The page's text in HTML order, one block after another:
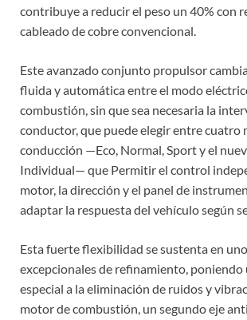
contribuye a reducir el peso un 40% con
cableado de cobre convencional.
Este avanzado conjunto propulsor
fluida y automática entre el modo
combustión, sin que sea necesaria la
conductor, que puede elegir entre cuatro
conducción —Eco, Normal, Sport y el
Individual— que Permitir el control
motor, la dirección y el panel de
adaptar la respuesta del vehículo según
Esta fuerte flexibilidad se sustenta en
excepcionales de refinamiento, poniendo
especial a la eliminación de ruidos y
motor de combustión, un segundo eje